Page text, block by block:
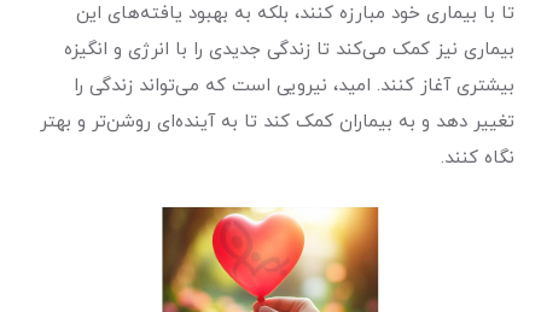
تا با بیماری خود مبارزه کنند، بلکه به بهبود یافته‌های این
بیماری نیز کمک می‌کند تا زندگی جدیدی را با انرژی و انگیزه
بیشتری آغاز کنند. امید، نیرویی است که می‌تواند زندگی را
تغییر دهد و به بیماران کمک کند تا به آینده‌ای روشن‌تر و بهتر
نگاه کنند.